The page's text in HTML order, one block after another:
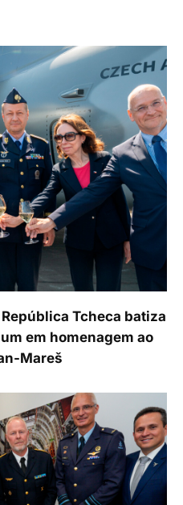
Tcheca batiza
em homenagem ao
Mareš